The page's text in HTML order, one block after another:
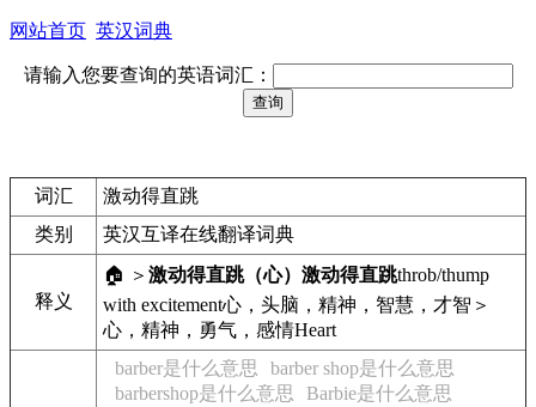
网站首页 英汉词典
请输入您要查询的英语词汇：
词汇
激动得直跳
类别
英汉互译在线翻译词典
释义
🏠 ＞ 激动得直跳（心）激动得直跳throb/thump
with excitement心，头脑，精神，智慧，才智＞
心，精神，勇气，感情Heart
barber是什么意思
barber shop是什么意思
barbershop是什么意思
Barbie是什么意思